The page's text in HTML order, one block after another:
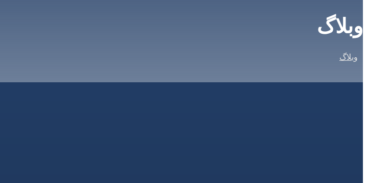
وبلاگ
وبلاگ